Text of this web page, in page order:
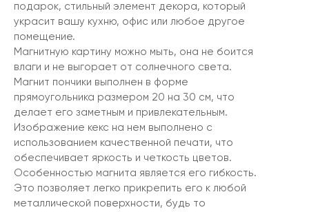
подарок, стильный элемент декора, который
украсит вашу кухню, офис или любое другое
помещение.
Магнитную картину можно мыть, она не боится
влаги и не выгорает от солнечного света.
Магнит пончики выполнен в форме
прямоугольника размером 20 на 30 см, что
делает его заметным и привлекательным.
Изображение кекс на нем выполнено с
использованием качественной печати, что
обеспечивает яркость и четкость цветов.
Особенностью магнита является его гибкость.
Это позволяет легко прикрепить его к любой
металлической поверхности, будь то